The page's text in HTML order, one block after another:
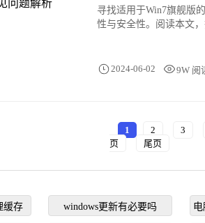
寻找适用于Win7旗舰版
性与安全性。阅读本文，
2024-06-02 9W 阅
1 2 3
页
尾页
缓存 windows更新有必要吗